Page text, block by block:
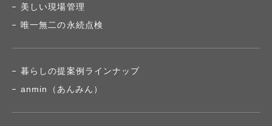
美しい現場管理
唯一無二の永続点検
暮らしの提案例ラインナップ
anmin（あんみん）